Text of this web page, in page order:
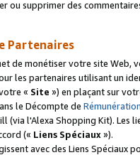
ou supprimer des
Partenaires
de monétiser votre site Web,
les partenaires utilisant un
« Site ») en plaçant sur
le Décompte de
(via l'Alexa Shopping Kit).
(« Liens Spéciaux»).
avec des Liens Spéciaux